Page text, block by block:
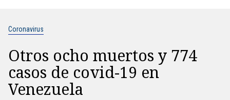
Coronavirus
Otros ocho muertos y 774
casos de covid-19 en
Venezuela